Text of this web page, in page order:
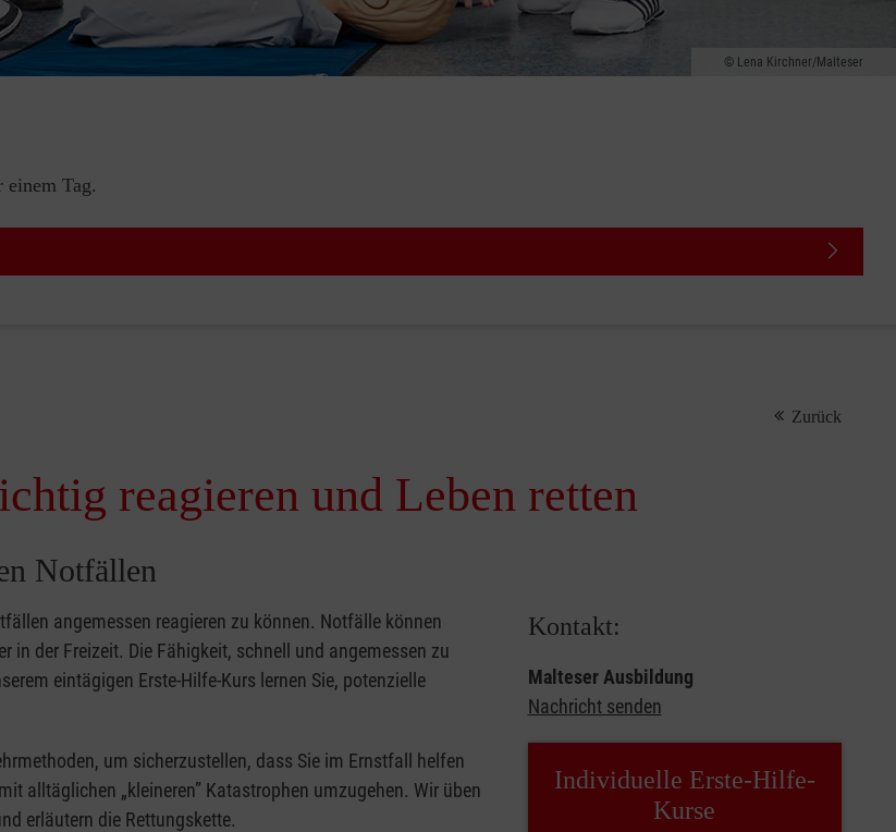
Lena Kirchner/Malteser
Tag.
Zurück
reagieren und Leben retten
Notfällen
angemessen reagieren zu können. Notfälle können
in der Freizeit. Die Fähigkeit, schnell und angemessen zu
eintägigen Erste-Hilfe-Kurs lernen Sie, potenzielle
um sicherzustellen, dass Sie im Ernstfall helfen
alltäglichen „kleineren” Katastrophen umzugehen. Wir üben
erläutern die Rettungskette.
Kontakt:
Malteser Ausbildung
Nachricht senden
Individuelle Erste-Hilfe-
Kurse